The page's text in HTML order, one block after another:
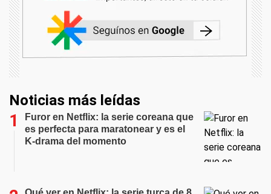
Noticias más leídas
Furor en Netflix: la serie coreana que
es perfecta para maratonear y es el
K-drama del momento